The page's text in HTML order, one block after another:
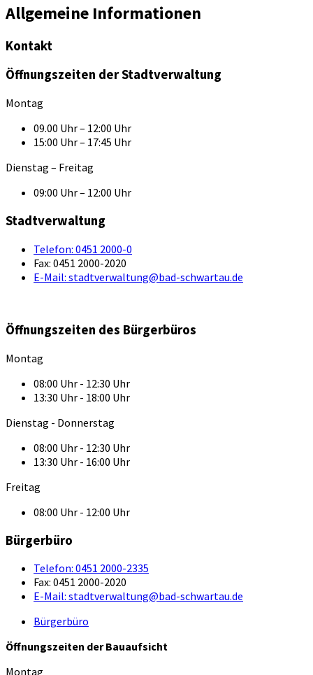
Allgemeine Informationen
Kontakt
Öffnungszeiten der Stadtverwaltung
Montag
09.00 Uhr – 12:00 Uhr
15:00 Uhr – 17:45 Uhr
Dienstag – Freitag
09:00 Uhr – 12:00 Uhr
Stadtverwaltung
Telefon: 0451 2000-0
Fax: 0451 2000-2020
E-Mail: stadtverwaltung@bad-schwartau.de
Öffnungszeiten des Bürgerbüros
Montag
08:00 Uhr - 12:30 Uhr
13:30 Uhr - 18:00 Uhr
Dienstag - Donnerstag
08:00 Uhr - 12:30 Uhr
13:30 Uhr - 16:00 Uhr
Freitag
08:00 Uhr - 12:00 Uhr
Bürgerbüro
Telefon: 0451 2000-2335
Fax: 0451 2000-2020
E-Mail: stadtverwaltung@bad-schwartau.de
Bürgerbüro
Öffnungszeiten der Bauaufsicht
Montag